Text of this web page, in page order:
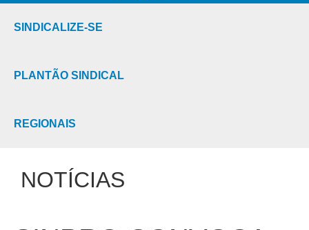
SINDICALIZE-SE
PLANTÃO SINDICAL
REGIONAIS
NOTÍCIAS